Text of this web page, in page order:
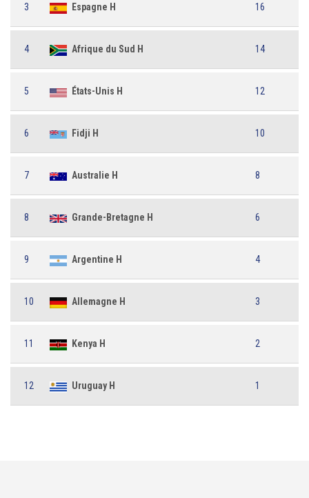
3 Espagne H 16
4 Afrique du Sud H 14
5 États-Unis H 12
6 Fidji H 10
7 Australie H 8
8 Grande-Bretagne H 6
9 Argentine H 4
10 Allemagne H 3
11 Kenya H 2
12 Uruguay H 1